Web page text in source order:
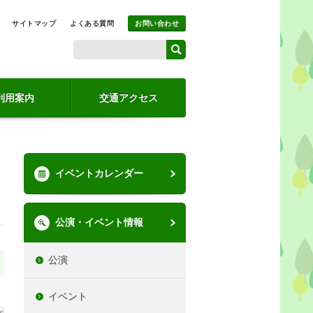
サイトマップ よくある質問 お問い合わせ
用案内 交通アクセス
イベントカレンダー
公演・イベント情報
公演
イベント